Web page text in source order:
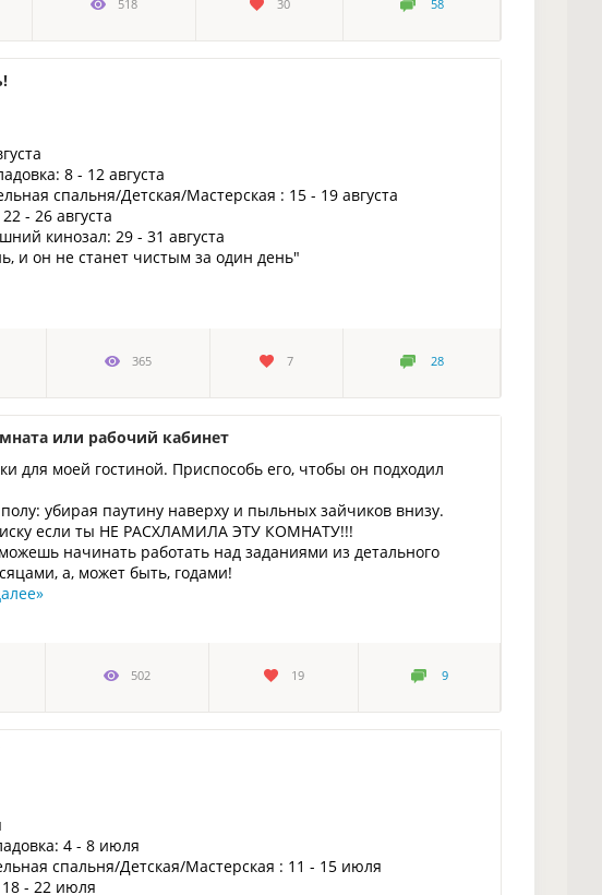
518 30 58
8 - 12 августа
спальня/Детская/Мастерская : 15 - 19 августа
- 26 августа
кинозал: 29 - 31 августа
и он не станет чистым за один день"
365 7 28
или рабочий кабинет
для моей гостиной. Приспособь его, чтобы он подходил
убирая паутину наверху и пыльных зайчиков внизу.
если ты НЕ РАСХЛАМИЛА ЭТУ КОМНАТУ!!!
начинать работать над заданиями из детального
а, может быть, годами!
»
502 19 9
4 - 8 июля
спальня/Детская/Мастерская : 11 - 15 июля
- 22 июля